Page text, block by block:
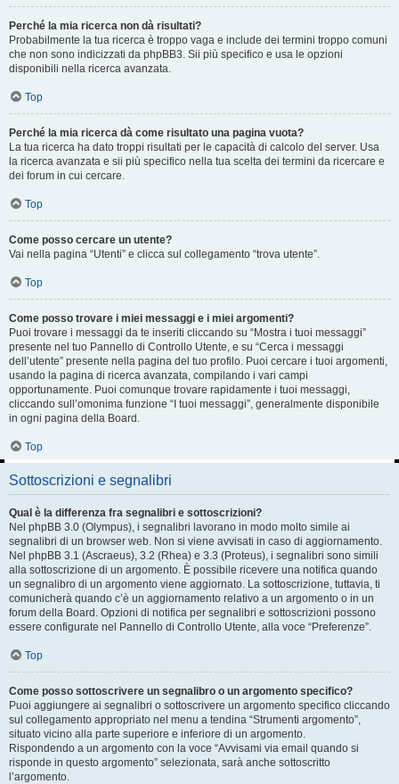
Perché la mia ricerca non dà risultati?
Probabilmente la tua ricerca è troppo vaga e include dei termini troppo comuni
che non sono indicizzati da phpBB3. Sii più specifico e usa le opzioni
disponibili nella ricerca avanzata.
Top
Perché la mia ricerca dà come risultato una pagina vuota?
La tua ricerca ha dato troppi risultati per le capacità di calcolo del server. Usa
la ricerca avanzata e sii più specifico nella tua scelta dei termini da ricercare e
dei forum in cui cercare.
Top
Come posso cercare un utente?
Vai nella pagina “Utenti” e clicca sul collegamento “trova utente”.
Top
Come posso trovare i miei messaggi e i miei argomenti?
Puoi trovare i messaggi da te inseriti cliccando su “Mostra i tuoi messaggi”
presente nel tuo Pannello di Controllo Utente, e su “Cerca i messaggi
dell’utente” presente nella pagina del tuo profilo. Puoi cercare i tuoi argomenti,
usando la pagina di ricerca avanzata, compilando i vari campi
opportunamente. Puoi comunque trovare rapidamente i tuoi messaggi,
cliccando sull’omonima funzione “I tuoi messaggi”, generalmente disponibile
in ogni pagina della Board.
Top
Sottoscrizioni e segnalibri
Qual è la differenza fra segnalibri e sottoscrizioni?
Nel phpBB 3.0 (Olympus), i segnalibri lavorano in modo molto simile ai
segnalibri di un browser web. Non si viene avvisati in caso di aggiornamento.
Nel phpBB 3.1 (Ascraeus), 3.2 (Rhea) e 3.3 (Proteus), i segnalibri sono simili
alla sottoscrizione di un argomento. È possibile ricevere una notifica quando
un segnalibro di un argomento viene aggiornato. La sottoscrizione, tuttavia, ti
comunicherà quando c’è un aggiornamento relativo a un argomento o in un
forum della Board. Opzioni di notifica per segnalibri e sottoscrizioni possono
essere configurate nel Pannello di Controllo Utente, alla voce “Preferenze”.
Top
Come posso sottoscrivere un segnalibro o un argomento specifico?
Puoi aggiungere ai segnalibri o sottoscrivere un argomento specifico cliccando
sul collegamento appropriato nel menu a tendina “Strumenti argomento”,
situato vicino alla parte superiore e inferiore di un argomento.
Rispondendo a un argomento con la voce “Avvisami via email quando si
risponde in questo argomento” selezionata, sarà anche sottoscritto
l’argomento.